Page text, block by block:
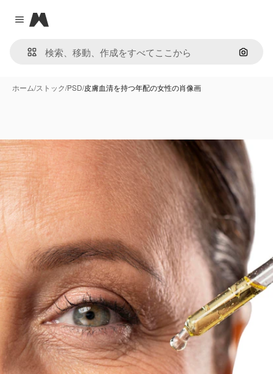
Close menu
Magnific
画像で
ホーム/ストック/PSD/皮膚血清を持つ年配の女性の肖像画